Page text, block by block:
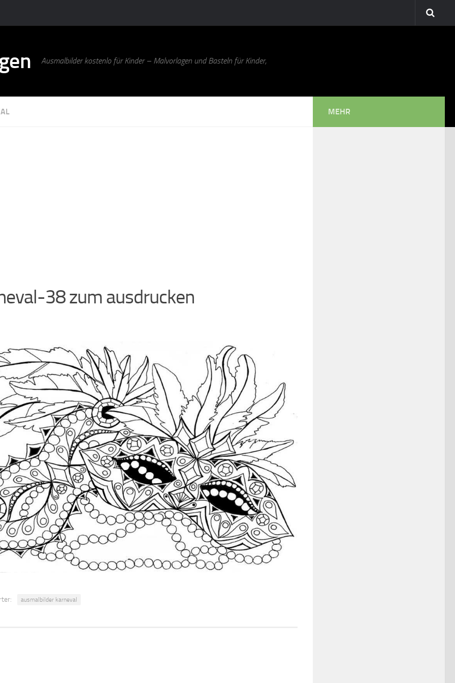
Ausmalbilder kostenlo für Kinder – Malvorlagen und Basteln für Kinder,
38 zum ausdrucken
ausmalbilder karneval
MEHR